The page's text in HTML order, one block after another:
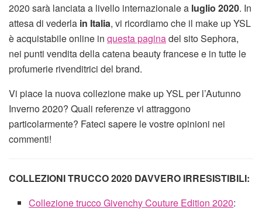
2020 sarà lanciata a livello internazionale a luglio 2020. In
attesa di vederla in Italia, vi ricordiamo che il make up YSL
è acquistabile online in questa paginadel sito Sephora,
nei punti vendita della catena beauty francese e in tutte le
profumerie rivenditrici del brand.
Vi piace la nuova collezione make up YSL per l’Autunno
Inverno 2020? Quali referenze vi attraggono
particolarmente? Fateci sapere le vostre opinioni nei
commenti!
COLLEZIONI TRUCCO 2020 DAVVERO IRRESISTIBILI:
Collezione trucco Givenchy Couture Edition 2020: